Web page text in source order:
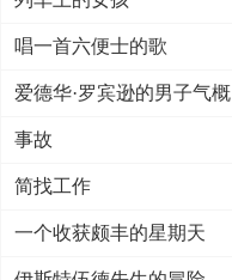
唱一首六便士的歌
爱德华·罗宾逊的男子气概
事故
简找工作
一个收获颇丰的星期天